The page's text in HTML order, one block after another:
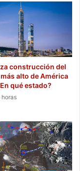
construcción del
alto de América
qué estado?
horas